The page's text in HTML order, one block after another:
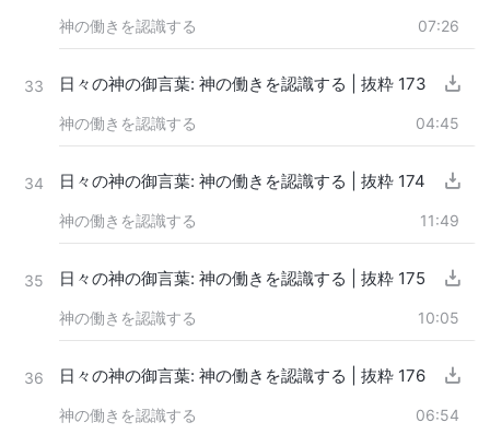
神の働きを認識する 07:26
33 日々の神の御言葉: 神の働きを認識する | 抜粋 173
神の働きを認識する 04:45
34 日々の神の御言葉: 神の働きを認識する | 抜粋 174
神の働きを認識する 11:49
35 日々の神の御言葉: 神の働きを認識する | 抜粋 175
神の働きを認識する 10:05
36 日々の神の御言葉: 神の働きを認識する | 抜粋 176
神の働きを認識する 06:54